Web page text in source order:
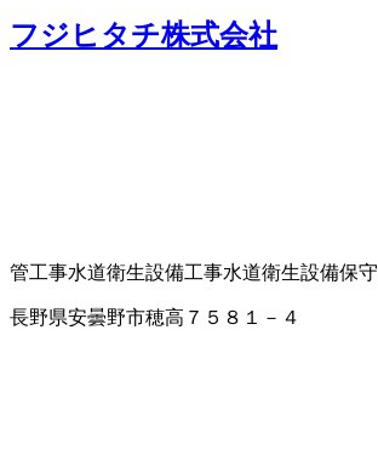
フジヒタチ株式会社
管工事水道衛生設備工事水道衛生設備保守
長野県安曇野市穂高７５８１－４